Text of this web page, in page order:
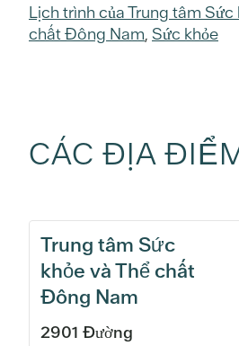
Lịch trình của Trung tâm Sức
chất Đông Nam, Sức khỏe
CÁC ĐỊA
Trung tâm Sức
khỏe và Thể chất
Đông Nam
2901 Đường